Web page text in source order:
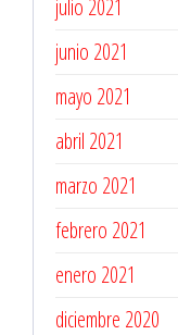
julio 2021
junio 2021
mayo 2021
abril 2021
marzo 2021
febrero 2021
enero 2021
diciembre 2020